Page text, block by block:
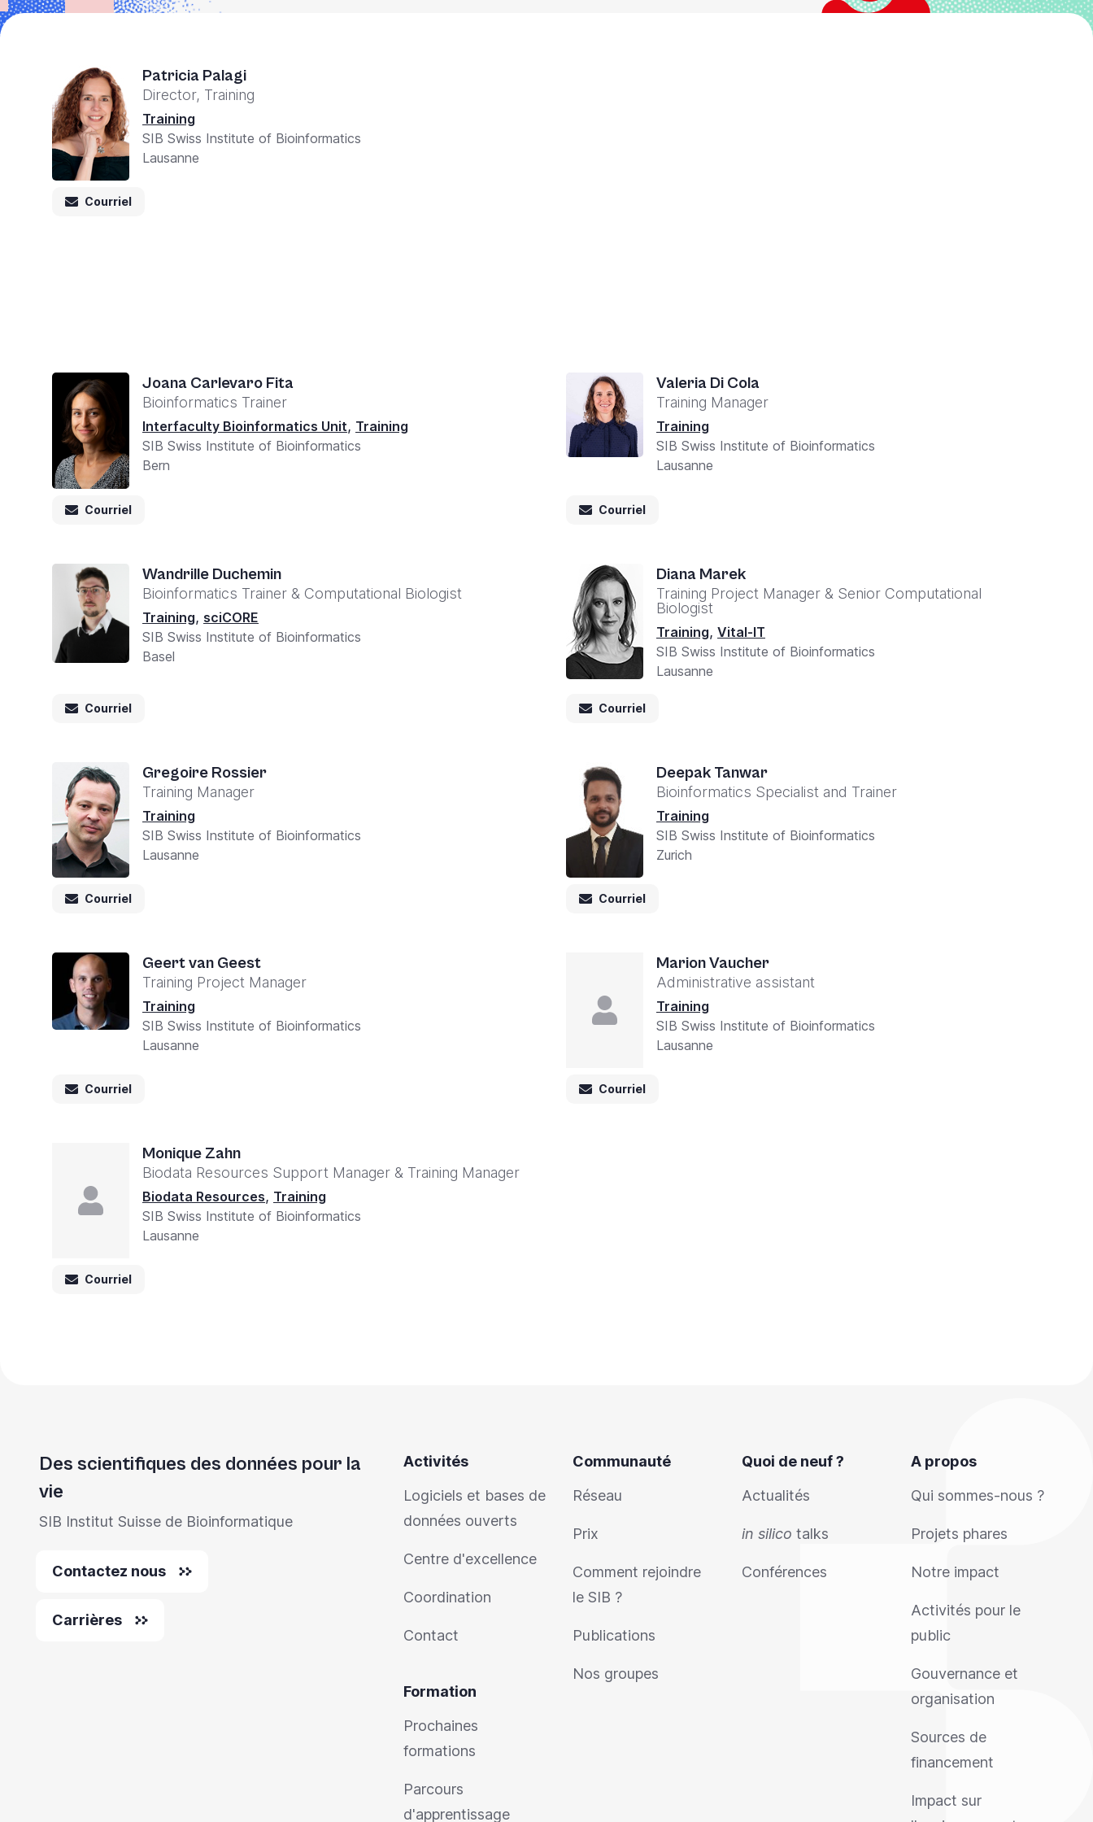
screen
Patricia Palagi
Director, Training
Training
SIB Swiss Institute of Bioinformatics
Lausanne
Courriel
Joana Carlevaro Fita
Bioinformatics Trainer
Interfaculty Bioinformatics Unit, Training
SIB Swiss Institute of Bioinformatics
Bern
Courriel
Valeria Di Cola
Training Manager
Training
SIB Swiss Institute of Bioinformatics
Lausanne
Courriel
Wandrille Duchemin
Bioinformatics Trainer & Computational Biologist
Training, sciCORE
SIB Swiss Institute of Bioinformatics
Basel
Courriel
Diana Marek
Training Project Manager & Senior Computational
Biologist
Training, Vital-IT
SIB Swiss Institute of Bioinformatics
Lausanne
Courriel
Gregoire Rossier
Training Manager
Training
SIB Swiss Institute of Bioinformatics
Lausanne
Courriel
Deepak Tanwar
Bioinformatics Specialist and Trainer
Training
SIB Swiss Institute of Bioinformatics
Zurich
Courriel
Geert van Geest
Training Project Manager
Training
SIB Swiss Institute of Bioinformatics
Lausanne
Courriel
Marion Vaucher
Administrative assistant
Training
SIB Swiss Institute of Bioinformatics
Lausanne
Courriel
Monique Zahn
Biodata Resources Support Manager & Training Manager
Biodata Resources, Training
SIB Swiss Institute of Bioinformatics
Lausanne
Courriel
Des scientifiques des données pour la
vie
SIB Institut Suisse de Bioinformatique
Contactez nous
Carrières
Activités
Logiciels et bases de
données ouverts
Centre d'excellence
Coordination
Contact
Formation
Prochaines
formations
Parcours
d'apprentissage
Communauté
Réseau
Prix
Comment rejoindre
le SIB ?
Publications
Nos groupes
Quoi de neuf ?
Actualités
in silico talks
Conférences
A propos
Qui sommes-nous ?
Projets phares
Notre impact
Activités pour le
public
Gouvernance et
organisation
Sources de
financement
Impact sur